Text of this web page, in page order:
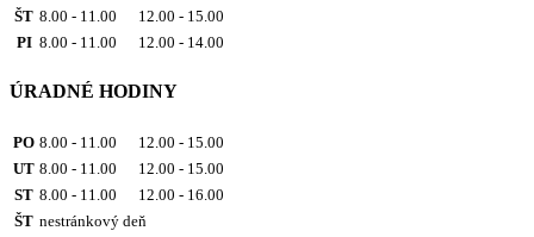
ŠT 8.00 - 11.00 12.00 - 15.00
PI 8.00 - 11.00 12.00 - 14.00
ÚRADNÉ HODINY
PO 8.00 - 11.00 12.00 - 15.00
UT 8.00 - 11.00 12.00 - 15.00
ST 8.00 - 11.00 12.00 - 16.00
ŠT nestránkový deň